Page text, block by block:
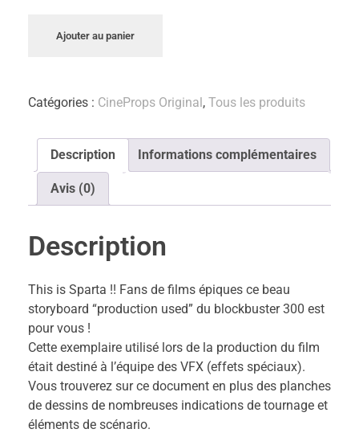
Ajouter au panier
Catégories : CineProps Original, Tous les produits
Description Informations complémentaires
Avis (0)
Description
This is Sparta !! Fans de films épiques ce beau
storyboard “production used” du blockbuster 300 est
pour vous !
Cette exemplaire utilisé lors de la production du film
était destiné à l’équipe des VFX (effets spéciaux).
Vous trouverez sur ce document en plus des planches
de dessins de nombreuses indications de tournage et
éléments de scénario.